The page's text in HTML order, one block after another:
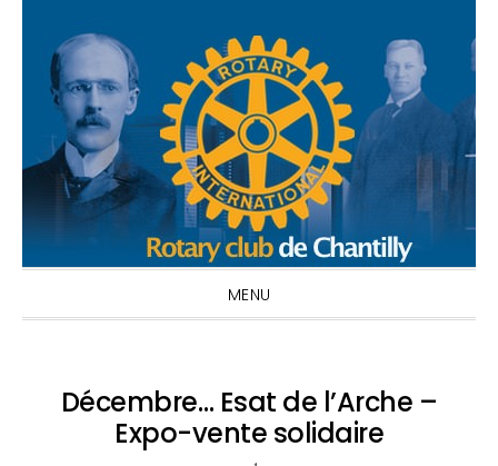
navigation
principale
contenu
principal
barre
latérale
principale
MENU
Décembre… Esat de l’Arche –
Expo-vente solidaire